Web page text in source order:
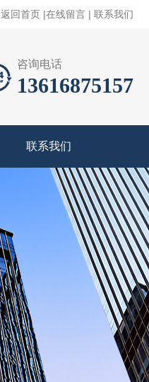
返回首页 |在线留言 | 联系我们
咨询电话
13616875157
联系我们